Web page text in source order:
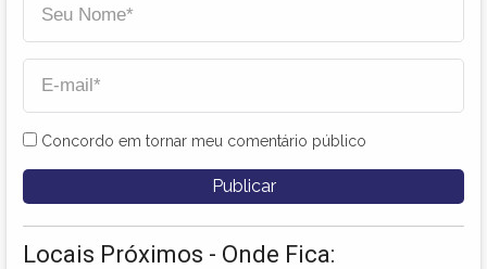
Concordo em tornar meu comentário público
Locais Próximos - Onde Fica: